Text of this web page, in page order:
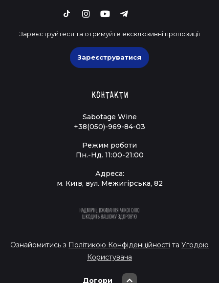
Зареєструйтеся та отримуйте ексклюзивні пропозиції
Зареєструватися
Контакти
Sabotage Wine
+38(050)-969-84-03
Режим роботи
Пн.-Нд. 11:00-21:00
Адреса:
м. Київ, вул. Межигірська, 82
Ознайомитись з Політикою Конфіденційності та Угодою
Користувача
Догори